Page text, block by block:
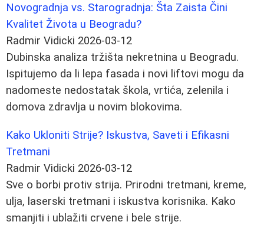
Novogradnja vs. Starogradnja: Šta Zaista Čini
Kvalitet Života u Beogradu?
Radmir Vidicki 2026-03-12
Dubinska analiza tržišta nekretnina u Beogradu.
Ispitujemo da li lepa fasada i novi liftovi mogu da
nadomeste nedostatak škola, vrtića, zelenila i
domova zdravlja u novim blokovima.
Kako Ukloniti Strije? Iskustva, Saveti i Efikasni
Tretmani
Radmir Vidicki 2026-03-12
Sve o borbi protiv strija. Prirodni tretmani, kreme,
ulja, laserski tretmani i iskustva korisnika. Kako
smanjiti i ublažiti crvene i bele strije.